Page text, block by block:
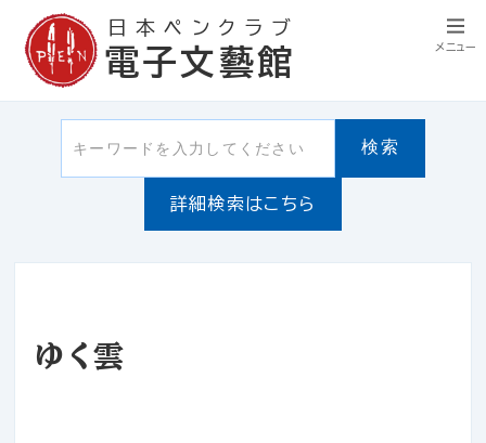
日本ペンクラブ
電子文藝館
検索
詳細検索はこちら
ゆく雲
メニュー